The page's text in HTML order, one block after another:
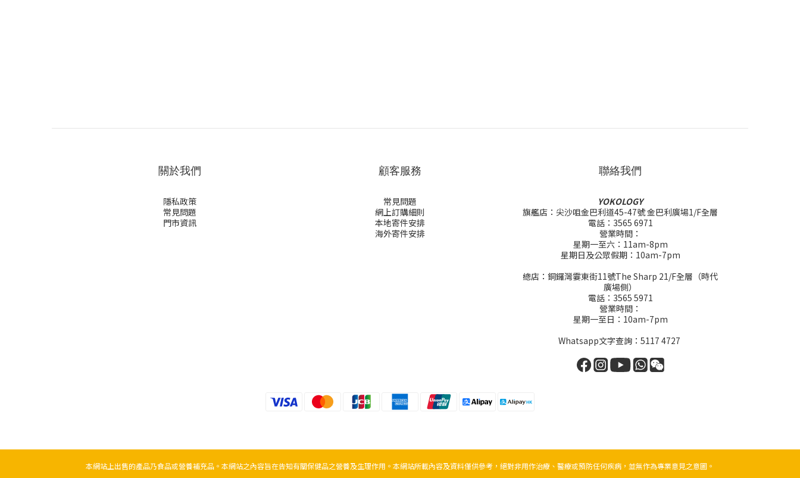
關於我們
隱私政策
常見問題
門市資訊
顧客服務
常見問題
網上訂購細則
本地寄件安排
海外寄件安排
聯絡我們
YOKOLOGY
旗艦店：尖沙咀金巴利道45-47號 金巴利廣場1/F全層
電話：3565 6971
營業時間：
星期一至六：11am-8pm
星期日及公眾假期：10am-7pm
總店：銅鑼灣霎東街11號The Sharp 21/F全層（時代
廣場側）
電話：3565 5971
營業時間：
星期一至日：10am-7pm
Whatsapp文字查詢：5117 4727
本網站上出售的產品乃食品或營養補充品。本網站之內容旨在告知有關保健品之營養及生理作用。本網站所載內容及資料僅供參考，絕對非用作治療、醫療或預防任何疾病，並無作為專業意見之意圖。